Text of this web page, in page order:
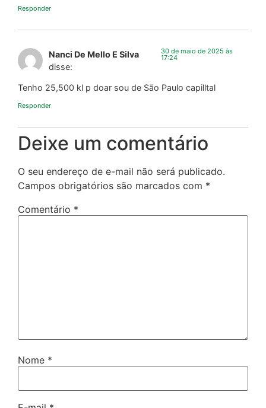
Responder
Nanci De Mello E Silva
disse:
30 de maio de 2025 às
17:24
Tenho 25,500 kl p doar sou de São Paulo capilltal
Responder
Deixe um comentário
O seu endereço de e-mail não será publicado.
Campos obrigatórios são marcados com *
Comentário *
Nome *